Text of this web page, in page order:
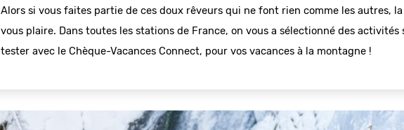
Alors si vous faites partie de ces doux rêveurs qui ne font rien comme les autres,
vous plaire. Dans toutes les stations de France, on vous a sélectionné des activités
tester avec le Chèque-Vacances Connect, pour vos vacances à la montagne !